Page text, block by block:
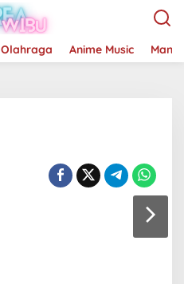
Olahraga Anime Music